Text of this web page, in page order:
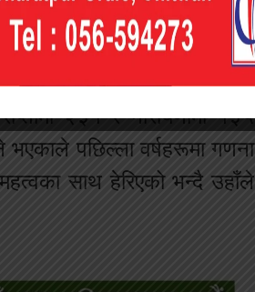
भए पनि संरक्षण हुन नसकेपछि
थापा मगरले बताउनुभयो ।
२३१ र नारायणीमा १३५
पछिल्ला वर्षहरूमा गणना
साथ हेरिएको भन्दै उहाँले